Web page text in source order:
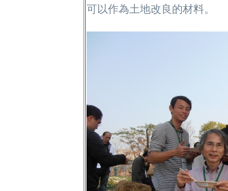
可以作為土地改良的材料。